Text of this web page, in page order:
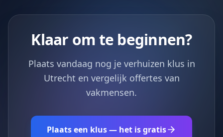
Klaar om te beginnen?
Plaats vandaag nog je verhuizen klus in
Utrecht en vergelijk offertes van
vakmensen.
Plaats een klus — het is gratis